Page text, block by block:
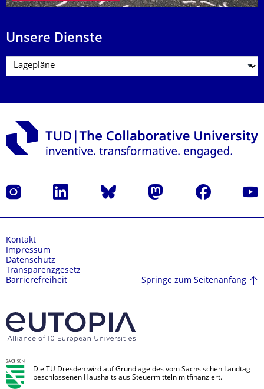
Unsere Dienste
Instagram LinkedIn Bluesky Mastodon Facebook
Kontakt
Impressum
Datenschutz
Transparenzgesetz
Barrierefreiheit
Springe zum Seitenanfang
Die TU Dresden wird auf Grundlage des vom Sächsischen Landtag
beschlossenen Haushalts aus Steuermitteln mitfinanziert.